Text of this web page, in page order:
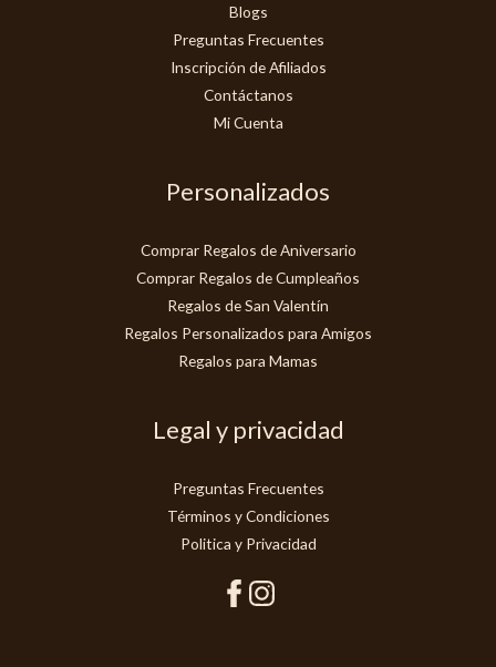
Blogs
Preguntas Frecuentes
Inscripción de Afiliados
Contáctanos
Mi Cuenta
Personalizados
Comprar Regalos de Aniversario
Comprar Regalos de Cumpleaños
Regalos de San Valentín
Regalos Personalizados para Amigos
Regalos para Mamas
Legal y privacidad
Preguntas Frecuentes
Términos y Condiciones
Politica y Privacidad